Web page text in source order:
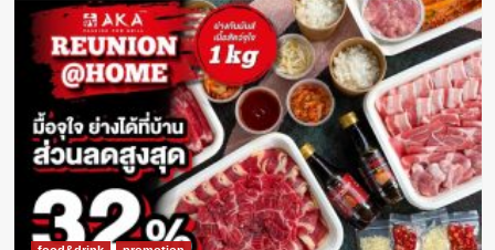
about
Major
โปร
โม
ชั่น
วัน
สงกรานต์
“Major
Songkran
Freshtival
2022”